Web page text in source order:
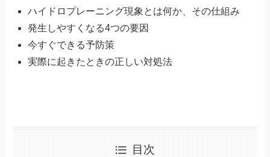
ハイドロプレーニング現象とは何か、その仕組み
発生しやすくなる4つの要因
今すぐできる予防策
実際に起きたときの正しい対処法
目次